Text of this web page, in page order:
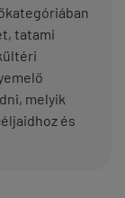
tatami
melyik
és